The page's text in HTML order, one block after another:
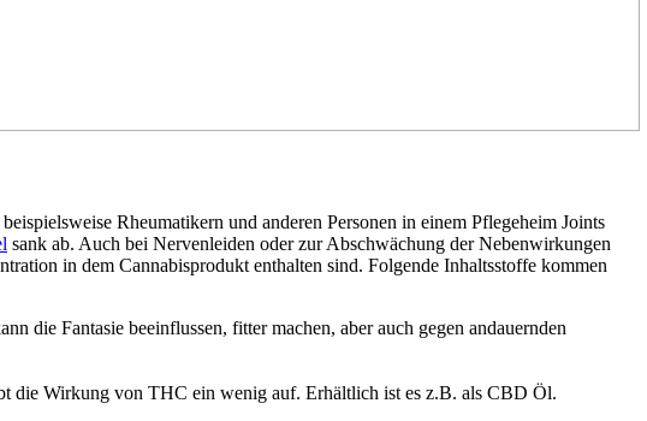
Rheumatikern und anderen Personen in einem Pflegeheim Joints
sank ab. Auch bei Nervenleiden oder zur Abschwächung der Nebenwirkungen
in dem Cannabisprodukt enthalten sind. Folgende Inhaltsstoffe kommen
die Fantasie beeinflussen, fitter machen, aber auch gegen andauernden
die Wirkung von THC ein wenig auf. Erhältlich ist es z.B. als CBD Öl.